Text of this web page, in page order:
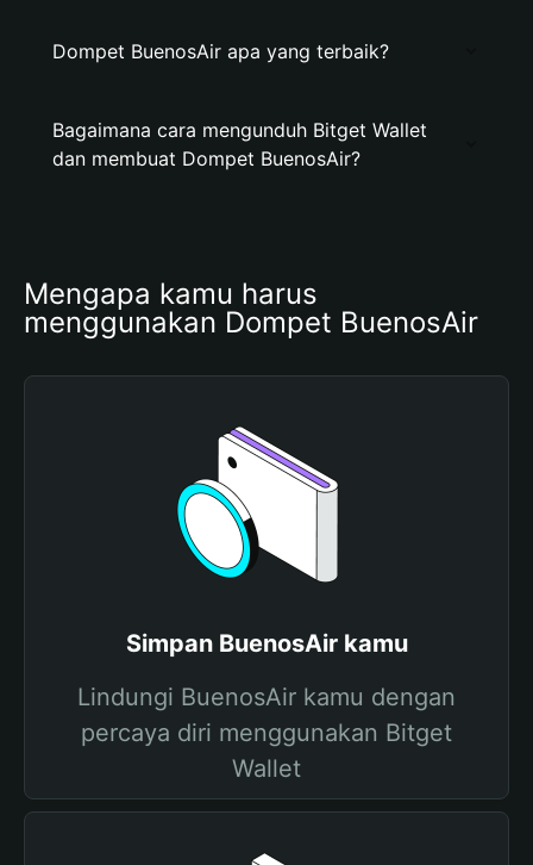
Dompet BuenosAir apa yang terbaik?
Bagaimana cara mengunduh Bitget Wallet
dan membuat Dompet BuenosAir?
Mengapa kamu harus
menggunakan Dompet BuenosAir
Simpan BuenosAir kamu
Lindungi BuenosAir kamu dengan
percaya diri menggunakan Bitget
Wallet